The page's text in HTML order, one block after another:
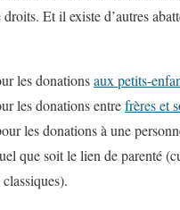
Et il existe d’autres
les donationsaux petits-
les donations entrefrères et
les donations à une
que soit le lien de parenté